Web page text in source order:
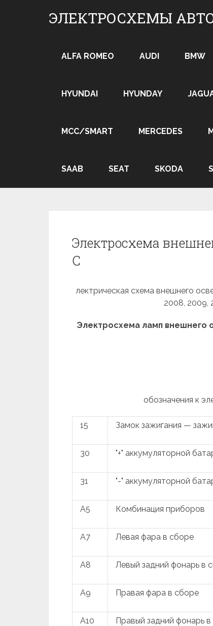
ЭЛЕКТРОСХЕМЫ
ALFA ROMEO AUDI BMW
HYUNDAI HYUNDAY
MCC/SMART MERCEDES
SAAB SEAT SKODA
Электросхема
С
лектрическая схема внешнего
2008, 2009,
Электросхема ламп внешнего
обозначения к
15 Замок зажигания —
30 "+" аккумуляторной
31 "-" аккумуляторной
A5 Комбинация приборов
A7 Левая фара в сборе
A8 Левый задний фонарь в
A9 Правая фара в сборе
A10 Правый задний фонарь